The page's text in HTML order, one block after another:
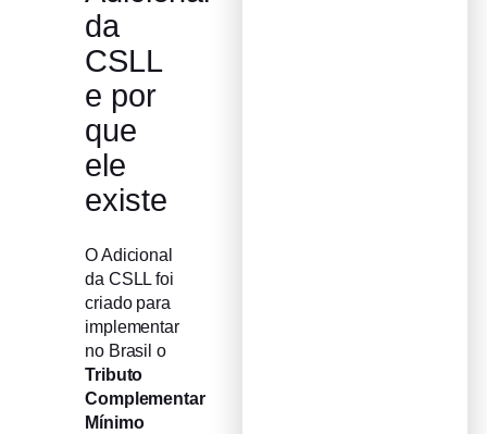
da
CSLL
e por
que
ele
existe
O Adicional
da CSLL foi
criado para
implementar
no Brasil o
Tributo
Complementar
Mínimo